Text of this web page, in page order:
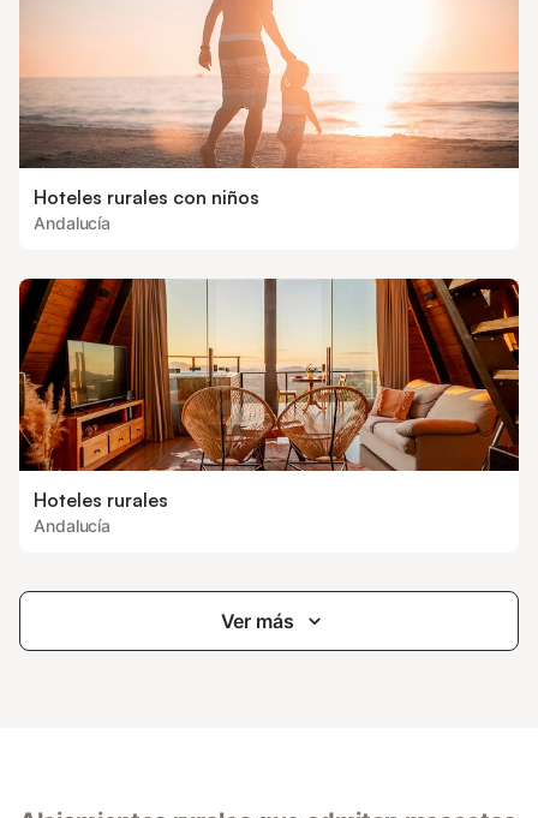
Hoteles rurales con niños
Andalucía
Hoteles rurales
Andalucía
Ver más